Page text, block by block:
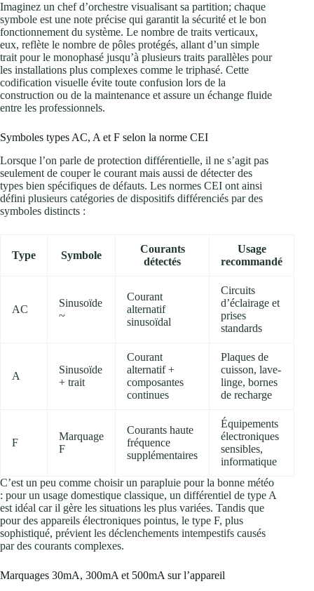
Imaginez un chef d’orchestre visualisant sa partition; chaque
symbole est une note précise qui garantit la sécurité et le bon
fonctionnement du système. Le nombre de traits verticaux,
eux, reflète le nombre de pôles protégés, allant d’un simple
trait pour le monophasé jusqu’à plusieurs traits parallèles pour
les installations plus complexes comme le triphasé. Cette
codification visuelle évite toute confusion lors de la
construction ou de la maintenance et assure un échange fluide
entre les professionnels.
Symboles types AC, A et F selon la norme CEI
Lorsque l’on parle de protection différentielle, il ne s’agit pas
seulement de couper le courant mais aussi de détecter des
types bien spécifiques de défauts. Les normes CEI ont ainsi
défini plusieurs catégories de dispositifs différenciés par des
symboles distincts :
Type Symbole
Courants
détectés
Usage
recommandé
AC
Sinusoïde
~
Courant
alternatif
sinusoïdal
Circuits
d’éclairage et
prises
standards
A
Sinusoïde
+ trait
Courant
alternatif +
composantes
continues
Plaques de
cuisson, lave-
linge, bornes
de recharge
F
Marquage
F
Courants haute
fréquence
supplémentaires
Équipements
électroniques
sensibles,
informatique
C’est un peu comme choisir un parapluie pour la bonne météo
: pour un usage domestique classique, un différentiel de type A
est idéal car il gère les situations les plus variées. Tandis que
pour des appareils électroniques pointus, le type F, plus
sophistiqué, prévient les déclenchements intempestifs causés
par des courants complexes.
Marquages 30mA, 300mA et 500mA sur l’appareil